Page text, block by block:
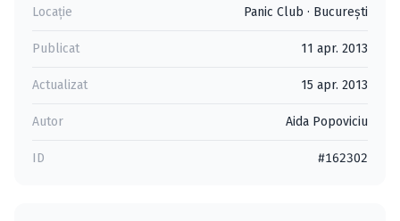
Locație Panic Club · Bucureşti
Publicat 11 apr. 2013
Actualizat 15 apr. 2013
Autor Aida Popoviciu
ID #162302